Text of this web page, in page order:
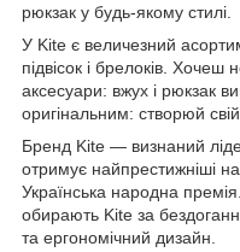
рюкзак у будь-якому стилі.
У Kite є величезний
підвісок і брелоків.
аксесуари: вжух і рюкзак
оригінальним: створюй
Бренд Kite — визнаний
отримує найпрестижніші
Українська народна
обирають Kite за
та ергономічний дизайн.